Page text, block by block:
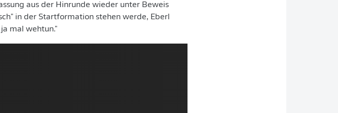
aus der Hinrunde wieder unter Beweis
in der Startformation stehen werde, Eberl
mal wehtun."